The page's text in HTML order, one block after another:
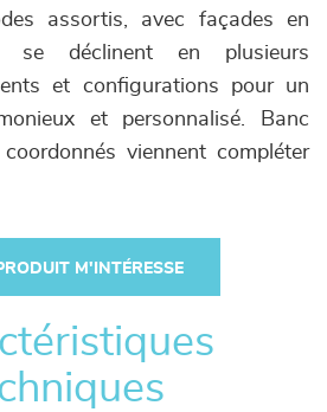
assortis, avec façades en
se déclinent en plusieurs
et configurations pour un
et personnalisé. Banc
viennent compléter
M'INTÉRESSE